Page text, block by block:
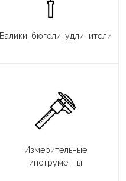
Валики, бюгели, удлинители
Измерительные
инструменты